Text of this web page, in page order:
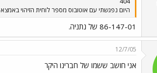
היום נפגשתי עם אוטובוס מספר לוחית הזיהוי באמצא 147 בקו לנתניה אבל בצד היו מדבקות 404 זה קשור ל404 שלנו מהפורום
86-147-01 של נתניה.
12/7/05
אני חושב ששמו של חברינו היקר